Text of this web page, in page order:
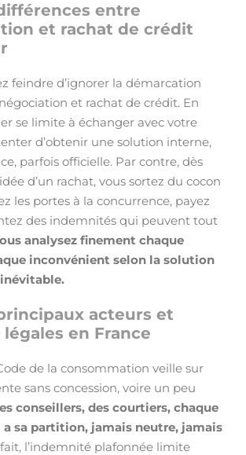
entre
et rachat de crédit
feindre d’ignorer la démarcation
et rachat de crédit. En
se limite à échanger avec votre
d’obtenir une solution interne,
parfois officielle. Par contre, dès
d’un rachat, vous sortez du cocon
les portes à la concurrence, payez
des indemnités qui peuvent tout
analysez finement chaque
inconvénient selon la solution
acteurs et
en France
de la consommation veille sur
sans concession, voire un peu
conseillers, des courtiers, chaque
a sa partition, jamais neutre, jamais
l’indemnité plafonnée limite